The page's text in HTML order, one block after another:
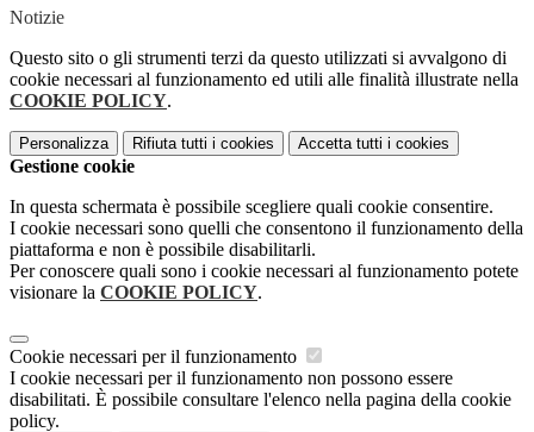
Notizie
Questo sito o gli strumenti terzi da questo utilizzati si avvalgono di
cookie necessari al funzionamento ed utili alle finalità illustrate nella
COOKIE POLICY.
Personalizza Rifiuta tutti i cookies Accetta tutti i cookies
Gestione cookie
In questa schermata è possibile scegliere quali cookie consentire.
I cookie necessari sono quelli che consentono il funzionamento della
piattaforma e non è possibile disabilitarli.
Per conoscere quali sono i cookie necessari al funzionamento potete
visionare la COOKIE POLICY.
Cookie necessari per il funzionamento
I cookie necessari per il funzionamento non possono essere
disabilitati. È possibile consultare l'elenco nella pagina della cookie
policy.